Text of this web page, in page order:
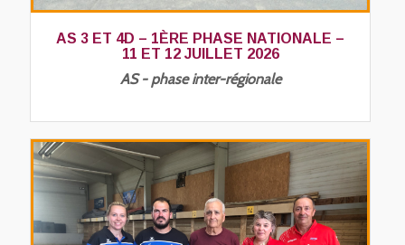
AS 3 ET 4D – 1ÈRE PHASE NATIONALE –
11 ET 12 JUILLET 2026
AS - phase inter-régionale